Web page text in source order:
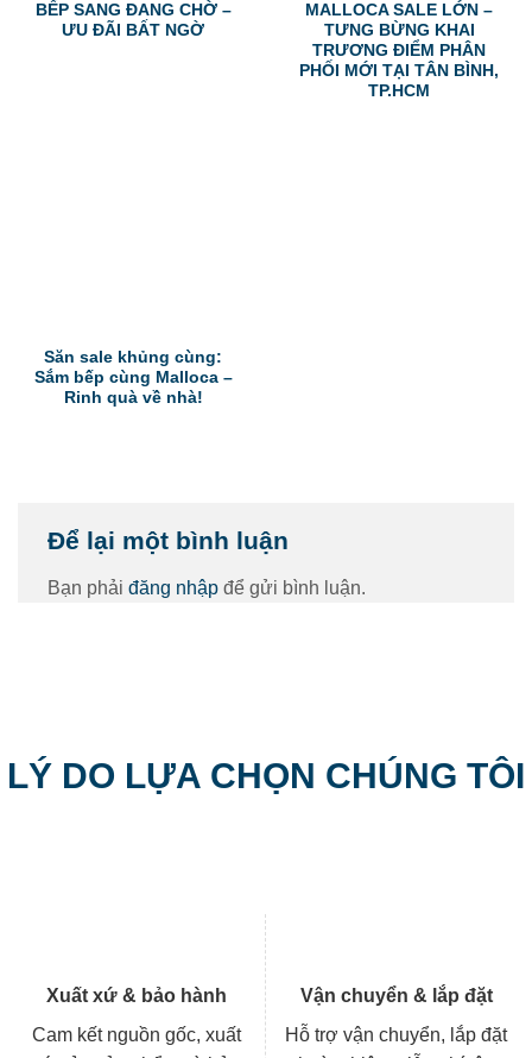
BẾP SANG ĐANG CHỜ –
ƯU ĐÃI BẤT NGỜ
MALLOCA SALE LỚN –
TƯNG BỪNG KHAI
TRƯƠNG ĐIỂM PHÂN
PHỐI MỚI TẠI TÂN BÌNH,
TP.HCM
Săn sale khủng cùng:
Sắm bếp cùng Malloca –
Rinh quà về nhà!
Để lại một bình luận
Bạn phải đăng nhập để gửi bình luận.
LÝ DO LỰA CHỌN CHÚNG TÔI
Xuất xứ & bảo hành
Cam kết nguồn gốc, xuất
Vận chuyển & lắp đặt
Hỗ trợ vận chuyển, lắp đặt